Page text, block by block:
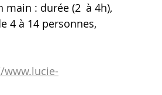
main : durée (2  à 4h),
4 à 14 personnes,